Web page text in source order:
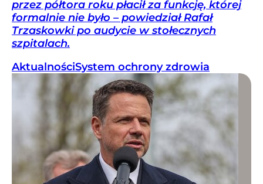
przez półtora roku płacił za funkcję, której
formalnie nie było – powiedział Rafał
Trzaskowki po audycie w stołecznych
szpitalach.
AktualnościSystem ochrony zdrowia